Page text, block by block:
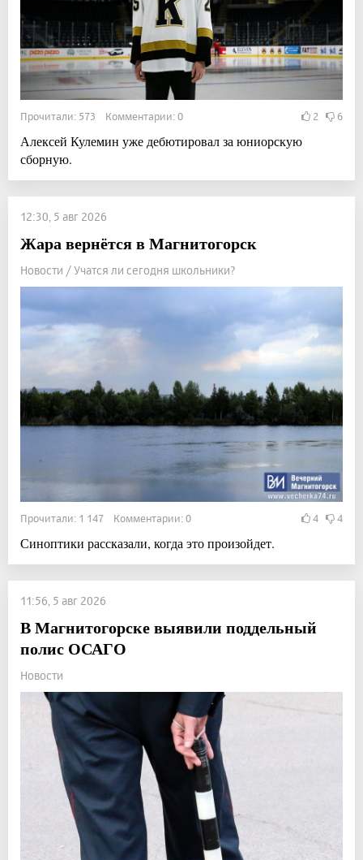
Прочитали: 573 Комментарии: 0 2 6
Алексей Кулемин уже дебютировал за юниорскую
сборную.
12:30, 5 авг 2026
Жара вернётся в Магнитогорск
Новости / Учатся ли сегодня школьники?
Прочитали: 1 147 Комментарии: 0 4 4
Синоптики рассказали, когда это произойдет.
11:56, 5 авг 2026
В Магнитогорске выявили поддельный
полис ОСАГО
Новости